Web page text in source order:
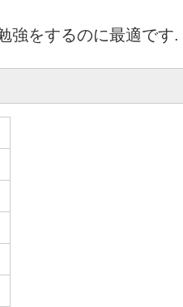
をするのに最適です